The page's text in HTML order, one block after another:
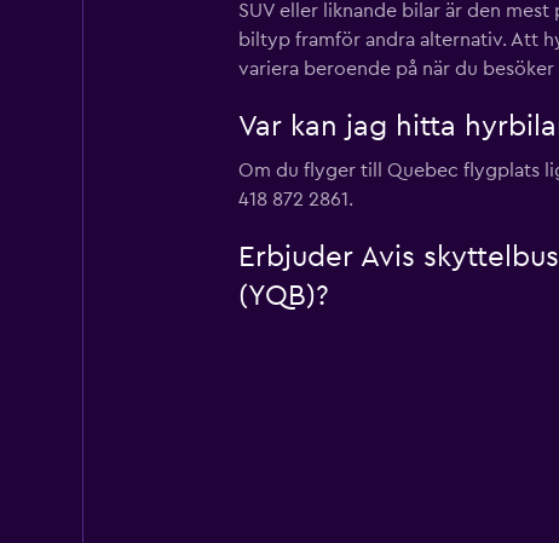
SUV eller liknande bilar är den
biltyp framför andra alternativ. Att
variera beroende på när du
Var kan jag hitta
Om du flyger till Quebec flygplats
418 872 2861.
Erbjuder Avis
(YQB)?